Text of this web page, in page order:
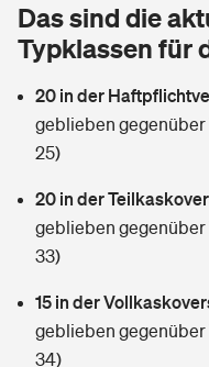
Rentenrechner: Wie viel
Wer versichert was:
Sie haben Fragen?
Vermieterrrechtsschutz
Restkreditversicherung
Zur Übersicht
Hochwasser-Check: Wie
Kinderunfall­ver­si­che­rung
Reiseversicherung
Handyversicherung
Private Cyberversicherung
Tierkrankenversicherung
Zur Übersicht
Wer versichert was: Jetzt
Sie haben Fragen?
Das sind die
Typklassen für
20 in der
geblieben gegenüber
25)
20 in der
geblieben gegenüber
33)
15 in der
geblieben gegenüber
34)